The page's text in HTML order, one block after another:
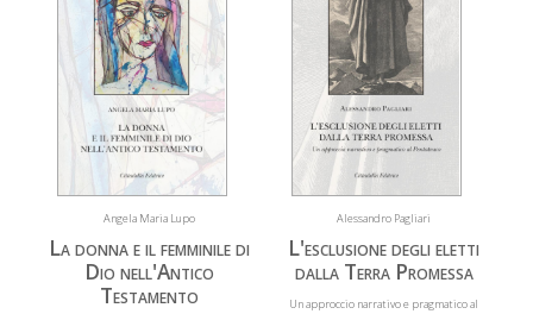
Angela Maria Lupo
La donna e il femminile di
Dio nell'Antico
Testamento
Alessandro Pagliari
L'esclusione degli eletti
dalla Terra Promessa
Un approccio narrativo e pragmatico al